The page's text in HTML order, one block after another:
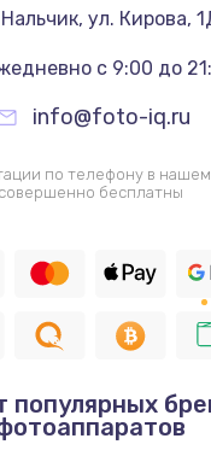
Нальчик, ул. Кирова,
с 9:00 до
info@foto-iq.ru
по телефону в
совершенно бесплатны
популярных